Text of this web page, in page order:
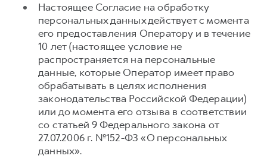
Настоящее Согласие на обработку
персональных данных действует с момента
его предоставления Оператору и в течение
10 лет (настоящее условие не
распространяется на персональные
данные, которые Оператор имеет право
обрабатывать в целях исполнения
законодательства Российской Федерации)
или до момента его отзыва в соответствии
со статьей 9 Федерального закона от
27.07.2006 г. №152-ФЗ «О персональных
данных».